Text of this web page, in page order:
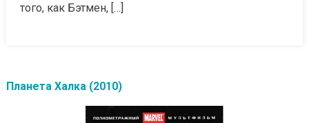
того, как Бэтмен, […]
Планета Халка (2010)